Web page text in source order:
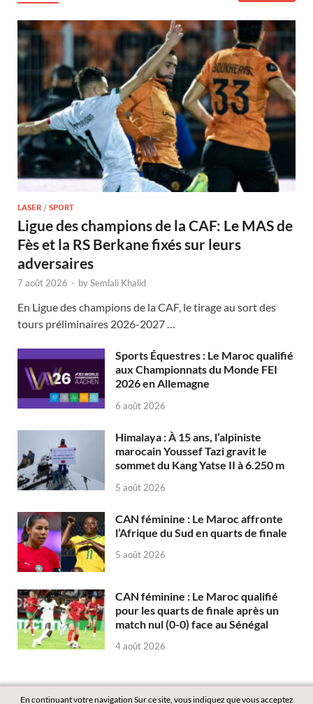
LASER / SPORT
Ligue des champions de la CAF: Le MAS de
Fès et la RS Berkane fixés sur leurs
adversaires
7 août 2026 - bySemlali Khalid
En Ligue des champions de la CAF, le tirage au sort des
tours préliminaires 2026-2027 …
Sports Équestres : Le Maroc qualifié
aux Championnats du Monde FEI
2026 en Allemagne
6 août 2026
Himalaya : À 15 ans, l’alpiniste
marocain Youssef Tazi gravit le
sommet du Kang Yatse II à 6.250 m
5 août 2026
CAN féminine : Le Maroc affronte
l’Afrique du Sud en quarts de finale
5 août 2026
CAN féminine : Le Maroc qualifié
pour les quarts de finale après un
match nul (0-0) face au Sénégal
4 août 2026
En continuant votre navigation Sur ce site, vous indiquez que vous acceptez